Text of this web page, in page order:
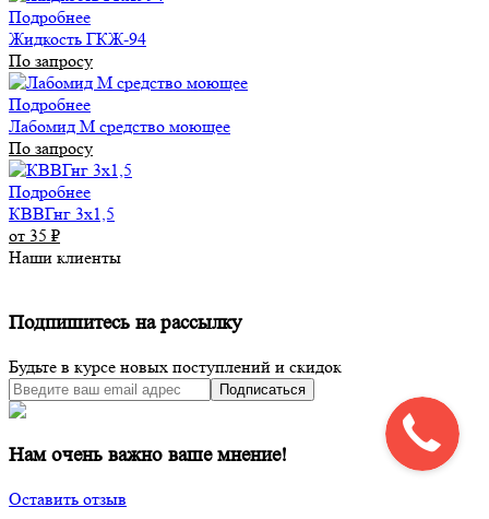
Подробнее
Жидкость ГКЖ-94
По запросу
Подробнее
Лабомид М средство моющее
По запросу
Подробнее
КВВГнг 3х1,5
от 35 ₽
Наши клиенты
Подпишитесь на рассылку
Будьте в курсе новых поступлений и скидок
Подписаться
Нам очень важно ваше мнение!
Оставить отзыв